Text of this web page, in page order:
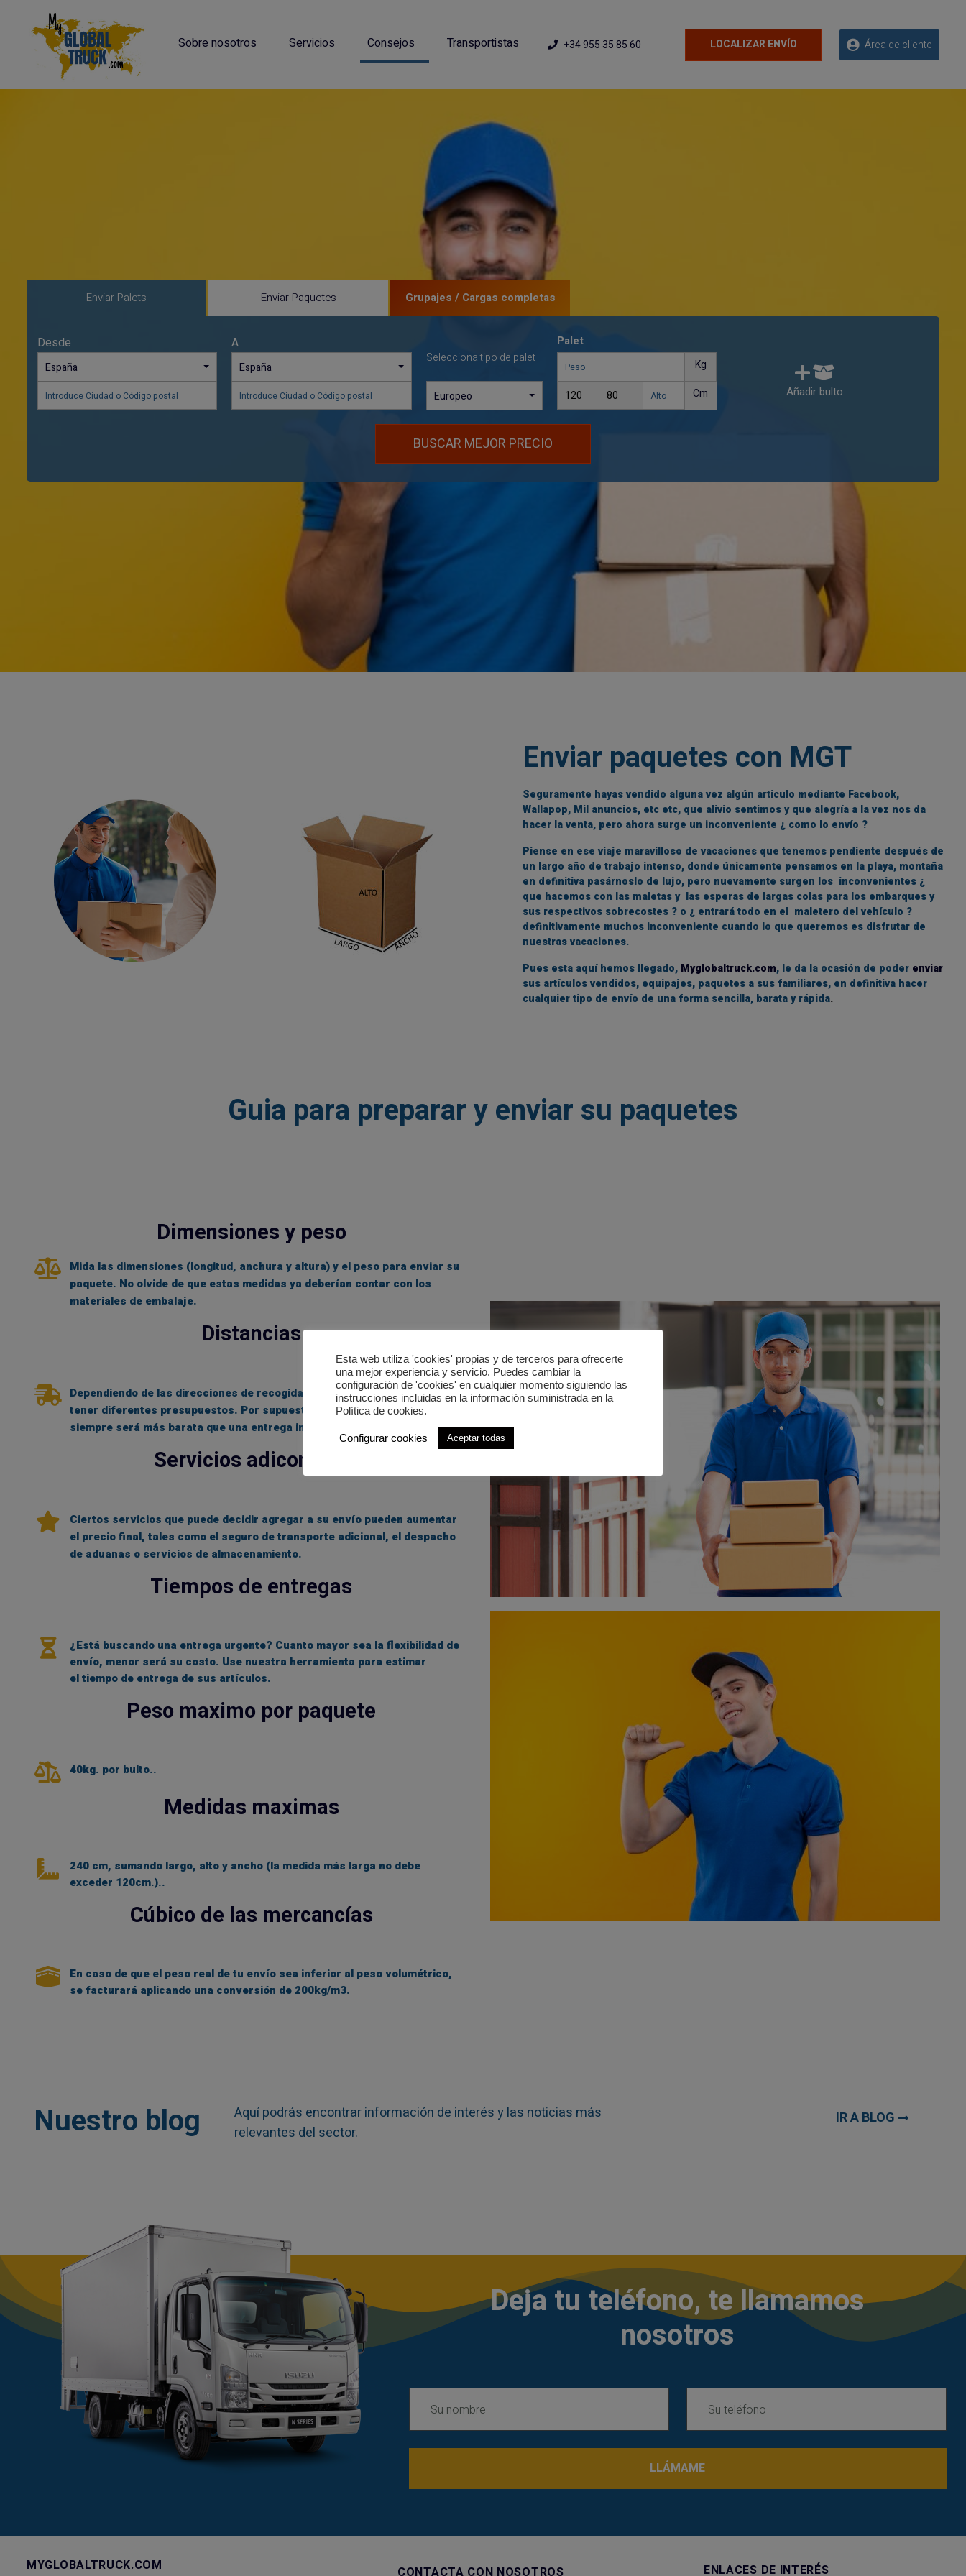
Sobre nosotros Servicios Consejos Transportistas +34 955 35 85 60 LOCALIZAR ENVÍO Área de cliente
Enviar Palets Enviar Paquetes Grupajes / Cargas completas
Desde
España
A
España
Selecciona tipo de palet
Europeo
Palet
Kg
Cm
Añadir bulto
BUSCAR MEJOR PRECIO
Enviar paquetes con MGT
Seguramente hayas vendido alguna vez algún articulo mediante Facebook,
Wallapop, Mil anuncios, etc etc, que alivio sentimos y que alegría a la vez nos da
hacer la venta, pero ahora surge un inconveniente ¿ como lo envío ?
Piense en ese viaje maravilloso de vacaciones que tenemos pendiente después de
un largo año de trabajo intenso, donde únicamente pensamos en la playa, montaña
en definitiva pasárnoslo de lujo, pero nuevamente surgen los inconvenientes ¿
que hacemos con las maletas y las esperas de largas colas para los embarques y
sus respectivos sobrecostes ? o ¿ entrará todo en el maletero del vehículo ?
definitivamente muchos inconveniente cuando lo que queremos es disfrutar de
nuestras vacaciones.
Pues esta aquí hemos llegado, Myglobaltruck.com, le da la ocasión de poder enviar
sus artículos vendidos, equipajes, paquetes a sus familiares, en definitiva hacer
cualquier tipo de envío de una forma sencilla, barata y rápida.
Guia para preparar y enviar su paquetes
Dimensiones y peso
Mida las dimensiones (longitud, anchura y altura) y el peso para enviar su
paquete. No olvide de que estas medidas ya deberían contar con los
materiales de embalaje.
Distancias
Dependiendo de las direcciones de recogida y entrega, el servicio puede
tener diferentes presupuestos. Por supuesto, una entrega nacional
siempre será más barata que una entrega internacional.
Servicios adiconales
Ciertos servicios que puede decidir agregar a su envío pueden aumentar
el precio final, tales como el seguro de transporte adicional, el despacho
de aduanas o servicios de almacenamiento.
Tiempos de entregas
¿Está buscando una entrega urgente? Cuanto mayor sea la flexibilidad de
envío, menor será su costo. Use nuestra herramienta para estimar
el tiempo de entrega de sus artículos.
Peso maximo por paquete
40kg. por bulto..
Medidas maximas
240 cm, sumando largo, alto y ancho (la medida más larga no debe
exceder 120cm.)..
Cúbico de las mercancías
En caso de que el peso real de tu envío sea inferior al peso volumétrico,
se facturará aplicando una conversión de 200kg/m3.
Nuestro blog
Aquí podrás encontrar información de interés y las noticias más
relevantes del sector.
IR A BLOG
Deja tu teléfono, te llamamos
nosotros
LLÁMAME
MYGLOBALTRUCK.COM CONTACTA CON NOSOTROS ENLACES DE INTERÉS
Esta web utiliza 'cookies' propias y de terceros para ofrecerte
una mejor experiencia y servicio. Puedes cambiar la
configuración de 'cookies' en cualquier momento siguiendo las
instrucciones incluidas en la información suministrada en la
Política de cookies.
Configurar cookies Aceptar todas